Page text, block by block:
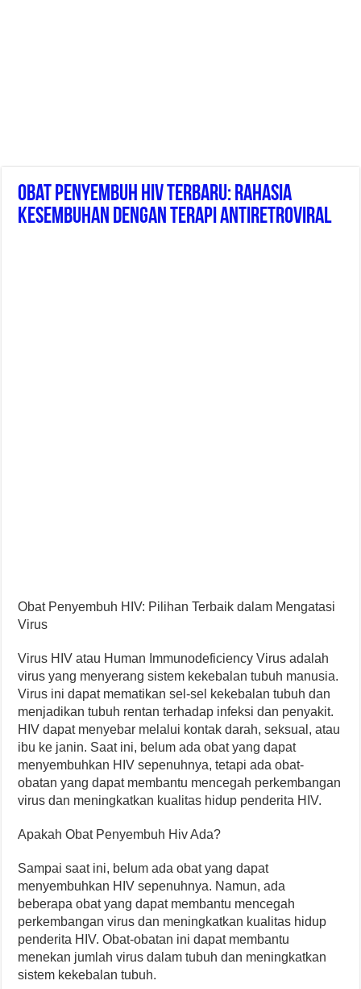
Obat Penyembuh HIV Terbaru: Rahasia
Kesembuhan Dengan Terapi Antiretroviral
Obat Penyembuh HIV: Pilihan Terbaik dalam Mengatasi
Virus
Virus HIV atau Human Immunodeficiency Virus adalah
virus yang menyerang sistem kekebalan tubuh manusia.
Virus ini dapat mematikan sel-sel kekebalan tubuh dan
menjadikan tubuh rentan terhadap infeksi dan penyakit.
HIV dapat menyebar melalui kontak darah, seksual, atau
ibu ke janin. Saat ini, belum ada obat yang dapat
menyembuhkan HIV sepenuhnya, tetapi ada obat-
obatan yang dapat membantu mencegah perkembangan
virus dan meningkatkan kualitas hidup penderita HIV.
Apakah Obat Penyembuh Hiv Ada?
Sampai saat ini, belum ada obat yang dapat
menyembuhkan HIV sepenuhnya. Namun, ada
beberapa obat yang dapat membantu mencegah
perkembangan virus dan meningkatkan kualitas hidup
penderita HIV. Obat-obatan ini dapat membantu
menekan jumlah virus dalam tubuh dan meningkatkan
sistem kekebalan tubuh.